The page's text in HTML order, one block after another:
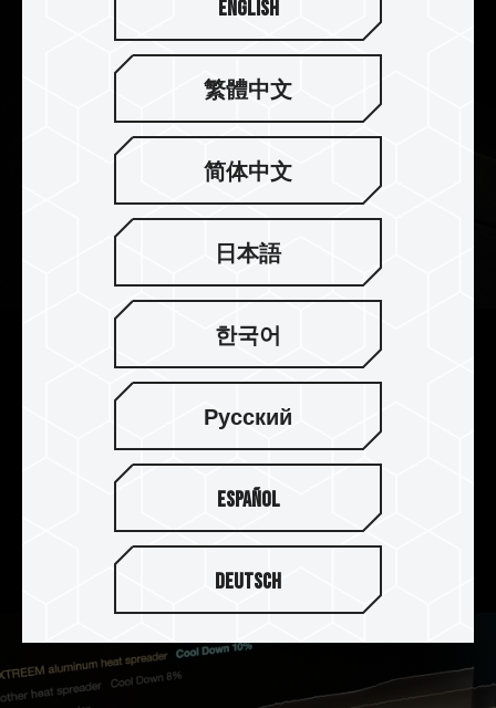
2mm 厚實散熱片 散熱效果完美
T-FORCE XTREEM DDR5 採用 2mm 厚度的鋁合金
散熱片，提升其質量，熱容量也同步提高，再加貼
高導熱係數的導熱矽膠，加強 PMIC 散熱效果，搭
配可耐酸、抗腐蝕、抗鏽、不導電的陽極表面處
裡，整體達到完美散熱效果。
English
繁體中文
简体中文
日本語
한국어
Русский
Español
Deutsch